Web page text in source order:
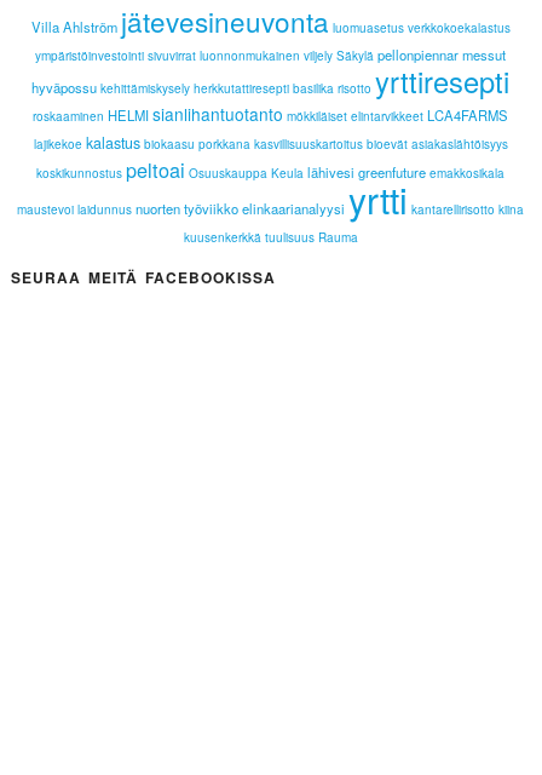
Villa Ahlström jätevesineuvonta luomuasetus verkkokoekalastus
ympäristöinvestointi sivuvirrat luonnonmukainen viljely Säkylä pellonpiennar messut
hyväpossu kehittämiskysely herkkutattiresepti basilika risotto yrttiresepti
roskaaminen HELMI sianlihantuotanto mökkiläiset elintarvikkeet LCA4FARMS
lajikekoe kalastus biokaasu porkkana kasvillisuuskartoitus bioevät asiakaslähtöisyys
koskikunnostus peltoai Osuuskauppa Keula lähivesi greenfuture emakkosikala
maustevoi laidunnus nuorten työviikko elinkaarianalyysi yrtti kantarellirisotto kiina
kuusenkerkkä tuulisuus Rauma
SEURAA MEITÄ FACEBOOKISSA